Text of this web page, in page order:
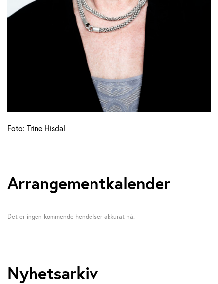
Foto: Trine Hisdal
Arrangementkalender
Det er ingen kommende hendelser akkurat nå.
Nyhetsarkiv